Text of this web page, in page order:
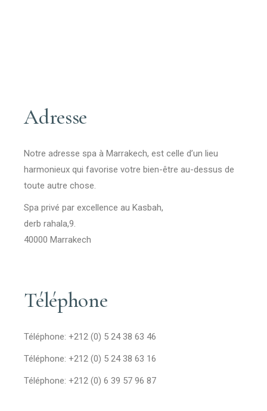
Adresse
Notre adresse spa à Marrakech, est celle d’un lieu
harmonieux qui favorise votre bien-être au-dessus de
toute autre chose.
Spa privé par excellence au Kasbah,
derb rahala,9.
40000 Marrakech
Téléphone
Téléphone: +212 (0) 5 24 38 63 46
Téléphone: +212 (0) 5 24 38 63 16
Téléphone: +212 (0) 6 39 57 96 87